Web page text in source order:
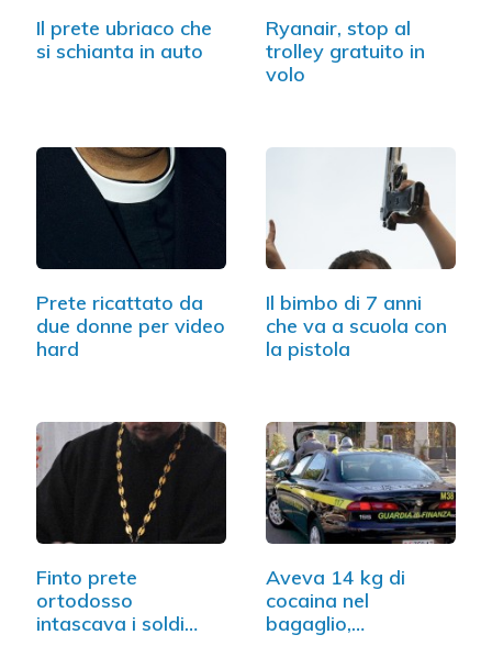
Il prete ubriaco che
si schianta in auto
Ryanair, stop al
trolley gratuito in
volo
Prete ricattato da
due donne per video
hard
Il bimbo di 7 anni
che va a scuola con
la pistola
Finto prete
ortodosso
intascava i soldi…
Aveva 14 kg di
cocaina nel
bagaglio,